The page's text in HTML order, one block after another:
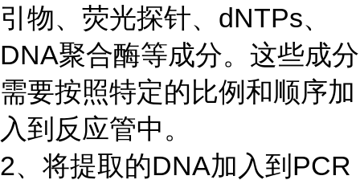
引物、荧光探针、dNTPs、
DNA聚合酶等成分。这些成分
需要按照特定的比例和顺序加
入到反应管中。
2、将提取的DNA加入到PCR